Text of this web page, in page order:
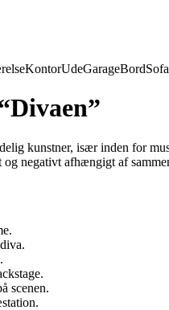
KontorUdeGarageBordSofa
kunstner, især inden for
negativt afhængigt af
scenen.